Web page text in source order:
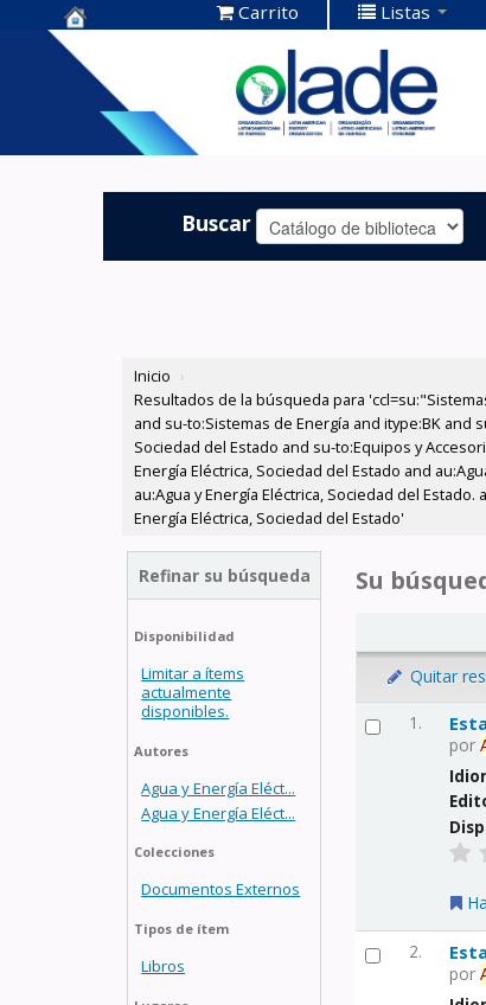
Centro de
Documentación
OLADE -
Carrito Listas
Buscar
Inicio ›
Resultados de la búsqueda para
and su-to:Sistemas de Energía and itype:BK and
Sociedad del Estado and su-to:Equipos y
Energía Eléctrica, Sociedad del Estado and
au:Agua y Energía Eléctrica, Sociedad del
Energía Eléctrica, Sociedad del Estado'
Refinar su búsqueda
Disponibilidad
Limitar a ítems
actualmente
disponibles.
Autores
Agua y Energía Eléct...
Agua y Energía Eléct...
Colecciones
Documentos Externos
Tipos de ítem
Libros
Su
Quitar
1.
por
2.
por